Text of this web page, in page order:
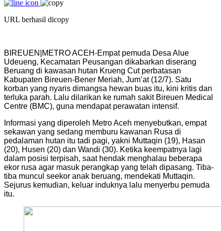
URL berhasil dicopy
BIREUEN|METRO ACEH-Empat pemuda Desa Alue
Udeueng, Kecamatan Peusangan dikabarkan diserang
Beruang di kawasan hutan Krueng Cut perbatasan
Kabupaten Bireuen-Bener Meriah, Jum’at (12/7). Satu
korban yang nyaris dimangsa hewan buas itu, kini kritis dan
terluka parah. Lalu dilarikan ke rumah sakit Bireuen Medical
Centre (BMC), guna mendapat perawatan intensif.
Informasi yang diperoleh Metro Aceh menyebutkan, empat
sekawan yang sedang memburu kawanan Rusa di
pedalaman hutan itu tadi pagi, yakni Muttaqin (19), Hasan
(20), Husen (20) dan Wandi (30). Ketika keempatnya lagi
dalam posisi terpisah, saat hendak menghalau beberapa
ekor rusa agar masuk perangkap yang telah dipasang. Tiba-
tiba muncul seekor anak beruang, mendekati Muttaqin.
Sejurus kemudian, keluar induknya lalu menyerbu pemuda
itu.